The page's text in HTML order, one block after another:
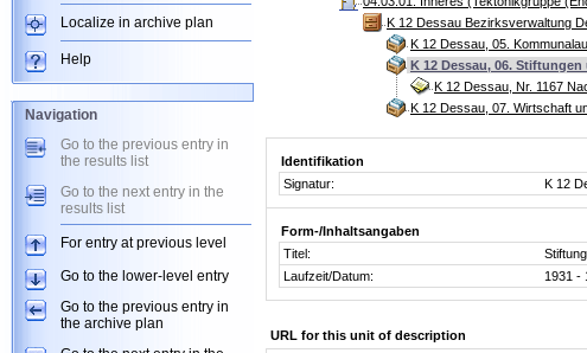
K 12 Dessau Bezirksverwaltung
K 12 Dessau, 05.
K 12 Dessau, 06.
K 12 Dessau, Nr. 1167
K 12 Dessau, 07. Wirtschaft
Identifikation
Signatur:
K 12
Form-/Inhaltsangaben
Titel:
Laufzeit/Datum:
1931 -
URL for this unit of description
Localize in archive plan
Help
Navigation
Go to the previous entry in
the results list
Go to the next entry in the
results list
For entry at previous level
Go to the lower-level entry
Go to the previous entry in
the archive plan